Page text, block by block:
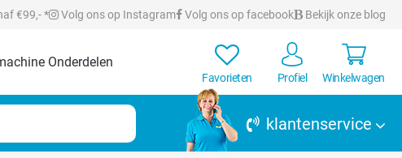
€99,- * Volg ons op Instagram Volg ons op facebook Bekijk onze blog
Onderdelen
Favorieten Profiel Winkelwagen
klantenservice